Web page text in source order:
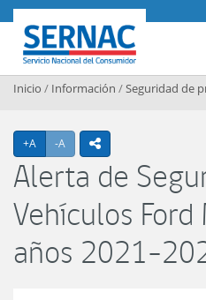
Contenido principal
SERNAC
Inicio / Información /Seguridad de
+A Agrandar texto
-A Achicar textoicono
Alerta de
Vehículos Ford
años 2021-